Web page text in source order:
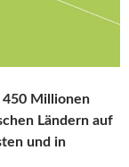
450 Millionen
Ländern auf
und in